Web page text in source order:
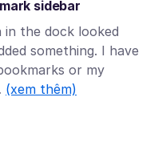
sidebar
in the dock looked
something. I have
or my
(xem thêm)